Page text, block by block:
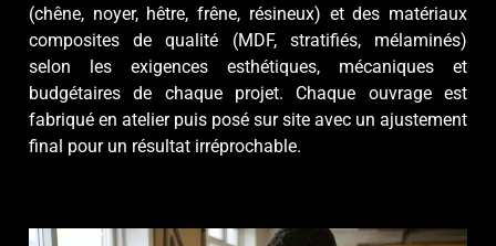
(chêne, noyer, hêtre, frêne, résineux) et des matériaux
composites de qualité (MDF, stratifiés, mélaminés)
selon les exigences esthétiques, mécaniques et
budgétaires de chaque projet. Chaque ouvrage est
fabriqué en atelier puis posé sur site avec un ajustement
final pour un résultat irréprochable.